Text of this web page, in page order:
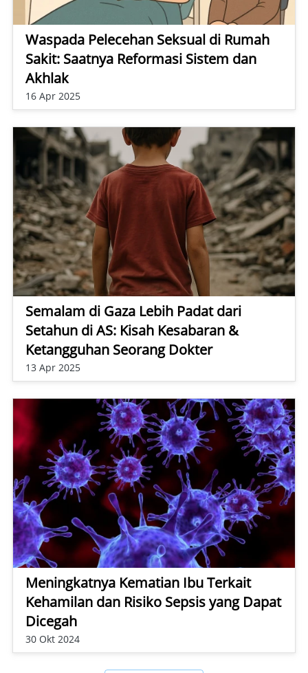
Waspada Pelecehan Seksual di Rumah
Sakit: Saatnya Reformasi Sistem dan
Akhlak
16 Apr 2025
Semalam di Gaza Lebih Padat dari
Setahun di AS: Kisah Kesabaran &
Ketangguhan Seorang Dokter
13 Apr 2025
Meningkatnya Kematian Ibu Terkait
Kehamilan dan Risiko Sepsis yang Dapat
Dicegah
30 Okt 2024